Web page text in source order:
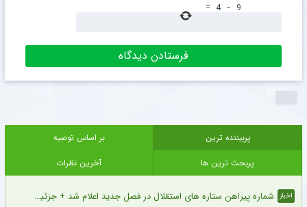
9
−
4
=
پربیننده ترین
بر اساس توصیه
پربحث ترین ها
آخرین نظرات
اخبار شماره پیراهن ستاره های استقلال در فصل جدید اعلام شد + جزئیات